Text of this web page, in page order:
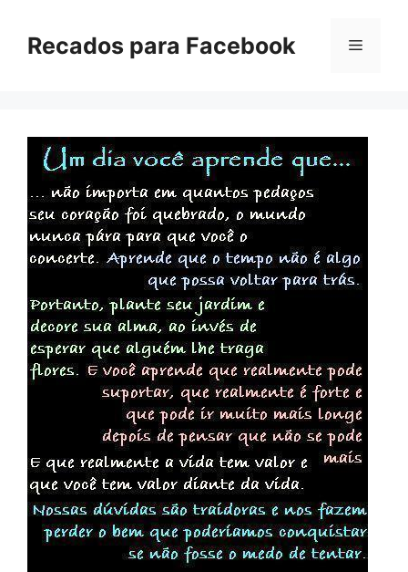
paraRecados para Facebook Menu